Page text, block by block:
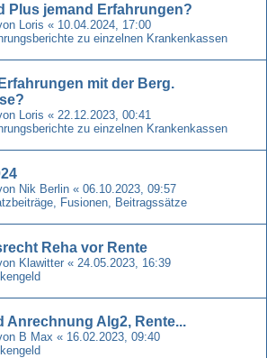
Plus jemand Erfahrungen?
Loris « 10.04.2024, 17:00
zu einzelnen Krankenkassen
mit der Berg.
Loris « 22.12.2023, 00:41
zu einzelnen Krankenkassen
Nik Berlin « 06.10.2023, 09:57
Fusionen, Beitragssätze
Reha vor Rente
Klawitter « 24.05.2023, 16:39
Anrechnung Alg2, Rente...
B Max « 16.02.2023, 09:40